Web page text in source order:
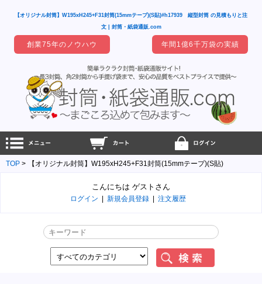
【オリジナル封筒】W195xH245+F31封筒(15mmテープ)(S貼)#h17939 縦型封筒 の見積もりと注
文 | 封筒・紙袋通販.com
創業75年のノウハウ 年間1億6千万袋の実績
TOP 【オリジナル封筒】W195xH245+F31封筒(15mmテープ)(S貼)
こんにちは ゲストさん
ログイン 新規会員登録 注文履歴